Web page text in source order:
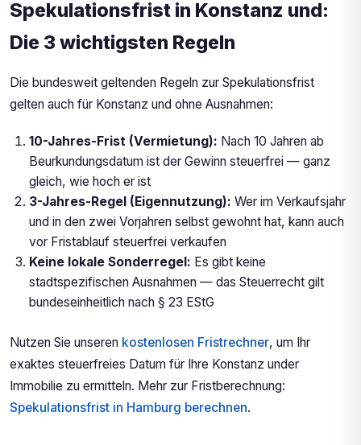
Spekulationsfrist in Konstanz und:
Die 3 wichtigsten Regeln
Die bundesweit geltenden Regeln zur Spekulationsfrist
gelten auch für Konstanz und ohne Ausnahmen:
10-Jahres-Frist (Vermietung): Nach 10 Jahren ab
Beurkundungsdatum ist der Gewinn steuerfrei — ganz
gleich, wie hoch er ist
3-Jahres-Regel (Eigennutzung): Wer im Verkaufsjahr
und in den zwei Vorjahren selbst gewohnt hat, kann auch
vor Fristablauf steuerfrei verkaufen
Keine lokale Sonderregel: Es gibt keine
stadtspezifischen Ausnahmen — das Steuerrecht gilt
bundeseinheitlich nach § 23 EStG
Nutzen Sie unseren kostenlosen Fristrechner, um Ihr
exaktes steuerfreies Datum für Ihre Konstanz under
Immobilie zu ermitteln. Mehr zur Fristberechnung:
Spekulationsfrist in Hamburg berechnen.